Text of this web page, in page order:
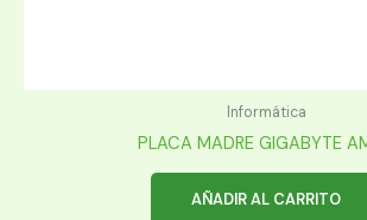
Informática
PLACA MADRE GIGABYTE
AÑADIR AL CARRITO